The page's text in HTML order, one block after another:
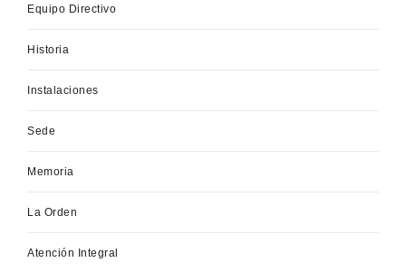
Equipo Directivo
Historia
Instalaciones
Sede
Memoria
La Orden
Atención Integral